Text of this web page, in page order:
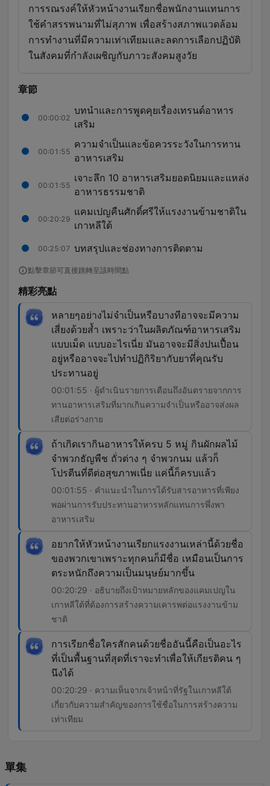
การรณรงค์ให้หัวหน้างานเรียกชื่อพนักงานแทนการ
ใช้คำสรรพนามที่ไม่สุภาพ เพื่อสร้างสภาพแวดล้อม
การทำงานที่มีความเท่าเทียมและลดการเลือกปฏิบัติ
ในสังคมที่กำลังเผชิญกับภาวะสังคมสูงวัย
章節
00:00:02
บทนำและการพูดคุยเรื่องเทรนด์อาหาร
เสริม
00:01:55
ความจำเป็นและข้อควรระวังในการทาน
อาหารเสริม
00:01:55
เจาะลึก 10 อาหารเสริมยอดนิยมและแหล่ง
อาหารธรรมชาติ
00:20:29
แคมเปญคืนศักดิ์ศรีให้แรงงานข้ามชาติใน
เกาหลีใต้
00:25:07 บทสรุปและช่องทางการติดตาม
點擊章節可直接跳轉至該時間點
精彩亮點
หลายๆอย่างไม่จำเป็นหรือบางทีอาจจะมีความ
เสี่ยงด้วยส้ำ เพราะว่าในผลิตภัณฑ์อาหารเสริม
แบบเม็ด แบบอะไรเนี่ย มันอาจจะมีสิ่งปนเปื้อน
อยู่หรืออาจจะไปทำปฏิกิริยากับยาที่คุณรับ
ประทานอยู่
00:01:55 · ผู้ดำเนินรายการเตือนถึงอันตรายจากการ
ทานอาหารเสริมที่มากเกินความจำเป็นหรืออาจส่งผล
เสียต่อร่างกาย
ถ้าเกิดเรากินอาหารให้ครบ 5 หมู่ กินผักผลไม้
จำพวกธัญพืช ถั่วต่าง ๆ จำพวกนม แล้วก็
โปรตีนที่ดีต่อสุขภาพเนี่ย แค่นี้ก็ครบแล้ว
00:01:55 · คำแนะนำในการได้รับสารอาหารที่เพียง
พอผ่านการรับประทานอาหารหลักแทนการพึ่งพา
อาหารเสริม
อยากให้หัวหน้างานเรียกแรงงานเหล่านี้ด้วยชื่อ
ของพวกเขาเพราะทุกคนก็มีชื่อ เหมือนเป็นการ
ตระหนักถึงความเป็นมนุษย์มากขึ้น
00:20:29 · อธิบายถึงเป้าหมายหลักของแคมเปญใน
เกาหลีใต้ที่ต้องการสร้างความเคารพต่อแรงงานข้าม
ชาติ
การเรียกชื่อใครสักคนด้วยชื่ออันนี้คือเป็นอะไร
ที่เป็นพื้นฐานที่สุดที่เราจะทำเพื่อให้เกียรติคน ๆ
นึงได้
00:20:29 · ความเห็นจากเจ้าหน้าที่รัฐในเกาหลีใต้
เกี่ยวกับความสำคัญของการใช้ชื่อในการสร้างความ
เท่าเทียม
單集